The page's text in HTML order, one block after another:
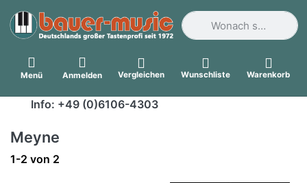
Geben Sie einen
Menü Anmelden Vergleichen Wunschliste Warenkorb
Info: +49 (0)6106-4303
Meyne
Suchergebnisse:
1-2 von 2